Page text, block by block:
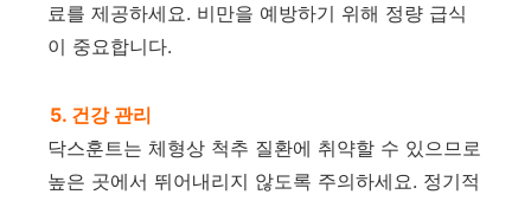
료를 제공하세요. 비만을 예방하기 위해 정량 급식
이 중요합니다.
5. 건강 관리
닥스훈트는 체형상 척추 질환에 취약할 수 있으므로
높은 곳에서 뛰어내리지 않도록 주의하세요. 정기적